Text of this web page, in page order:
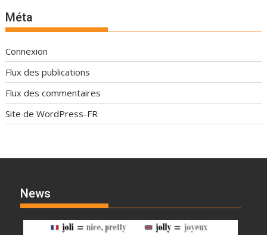
Méta
Connexion
Flux des publications
Flux des commentaires
Site de WordPress-FR
News